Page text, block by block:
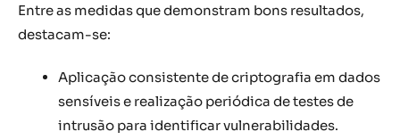
Entre as medidas que demonstram bons resultados,
destacam-se:
Aplicação consistente de criptografia em dados
sensíveis e realização periódica de testes de
intrusão para identificar vulnerabilidades.